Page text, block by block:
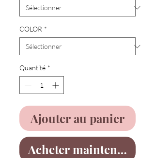
COLOR *
Quantité *
Ajouter au panier
Acheter maintenant